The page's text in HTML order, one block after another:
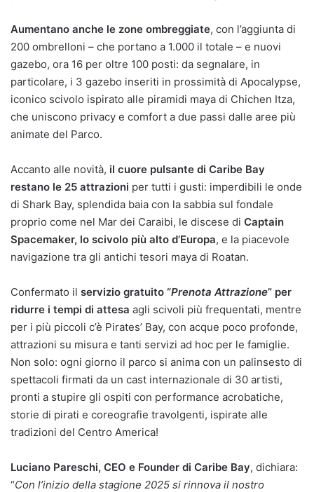
Aumentano anche le zone ombreggiate, con l’aggiunta di
200 ombrelloni – che portano a 1.000 il totale – e nuovi
gazebo, ora 16 per oltre 100 posti: da segnalare, in
particolare, i 3 gazebo inseriti in prossimità di Apocalypse,
iconico scivolo ispirato alle piramidi maya di Chichen Itza,
che uniscono privacy e comfort a due passi dalle aree più
animate del Parco.
Accanto alle novità, il cuore pulsante di Caribe Bay
restano le 25 attrazioni per tutti i gusti: imperdibili le onde
di Shark Bay, splendida baia con la sabbia sul fondale
proprio come nel Mar dei Caraibi, le discese di Captain
Spacemaker, lo scivolo più alto d’Europa, e la piacevole
navigazione tra gli antichi tesori maya di Roatan.
Confermato il servizio gratuito “Prenota Attrazione” per
ridurre i tempi di attesa agli scivoli più frequentati, mentre
per i più piccoli c’è Pirates’ Bay, con acque poco profonde,
attrazioni su misura e tanti servizi ad hoc per le famiglie.
Non solo: ogni giorno il parco si anima con un palinsesto di
spettacoli firmati da un cast internazionale di 30 artisti,
pronti a stupire gli ospiti con performance acrobatiche,
storie di pirati e coreografie travolgenti, ispirate alle
tradizioni del Centro America!
Luciano Pareschi, CEO e Founder di Caribe Bay, dichiara:
“Con l’inizio della stagione 2025 si rinnova il nostro